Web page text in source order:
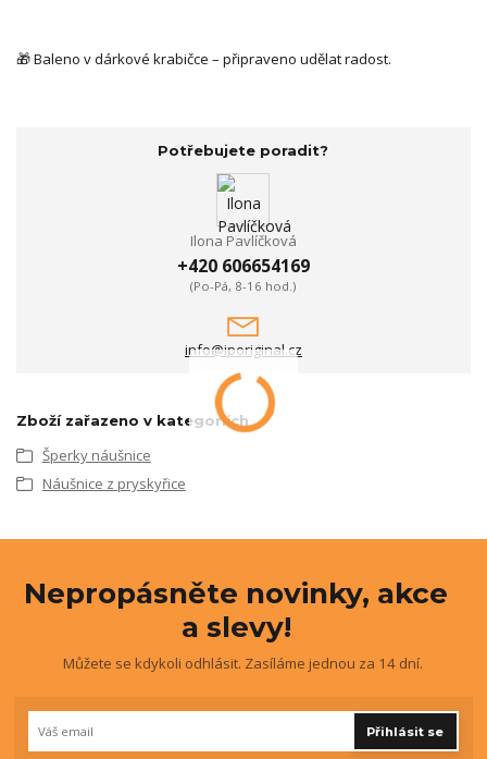
🎁 Baleno v dárkové krabičce – připraveno udělat radost.
Potřebujete poradit?
Ilona Pavlíčková
+420 606654169
(Po-Pá, 8-16 hod.)
info@iporiginal.cz
Zboží zařazeno v kategoriích
Šperky náušnice
Náušnice z pryskyřice
Nepropásněte novinky, akce
a slevy!
Můžete se kdykoli odhlásit. Zasíláme jednou za 14 dní.
Přihlásit se